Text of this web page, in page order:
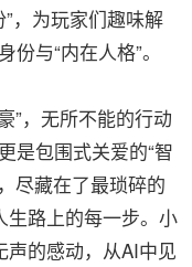
，为玩家们趣味解
份与“内在人格”。
，无所不能的行动
是包围式关爱的“智
尽藏在了最琐碎的
生路上的每一步。小
的感动，从AI中见